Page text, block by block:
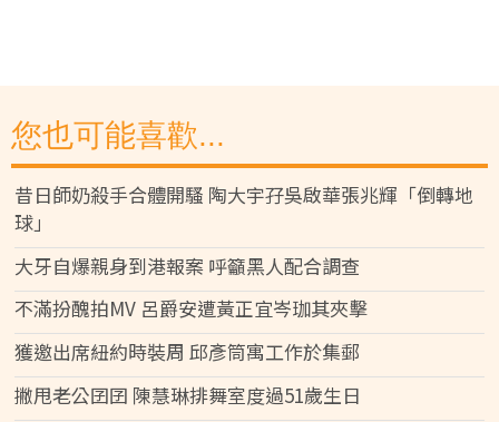
您也可能喜歡...
昔日師奶殺手合體開騷 陶大宇孖吳啟華張兆輝「倒轉地
球」
大牙自爆親身到港報案 呼籲黑人配合調查
不滿扮醜拍MV 呂爵安遭黃正宜岑珈其夾擊
獲邀出席紐約時裝周 邱彥筒寓工作於集郵
撇甩老公囝囝 陳慧琳排舞室度過51歲生日